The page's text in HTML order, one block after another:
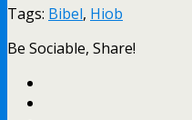
Tags: Bibel, Hiob
Be Sociable, Share!